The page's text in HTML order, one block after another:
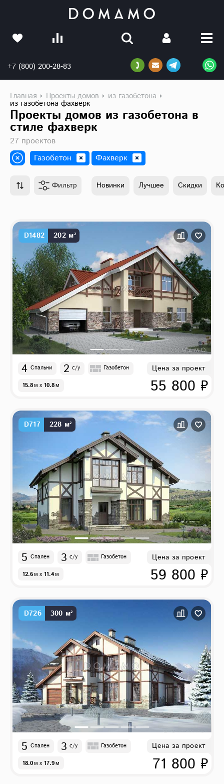
+7 (800) 200-28-83
Главная Проекты домов из газобетона
из газобетона фахверк
Проекты домов из газобетона в
стиле фахверк
27 проектов
Газобетон
Фахверк
Фильтр Новинки Лучшее Скидки
D1482 202 м²
4 Спальни 2 с/у Газобетон
15.8м x 10.8м
Цена за проект
55 800 ₽
D717 228 м²
5 Спален 3 с/у Газобетон
12.6м x 11.4м
Цена за проект
59 800 ₽
D726 300 м²
5 Спален 3 с/у Газобетон
18.0м x 17.9м
Цена за проект
71 800 ₽